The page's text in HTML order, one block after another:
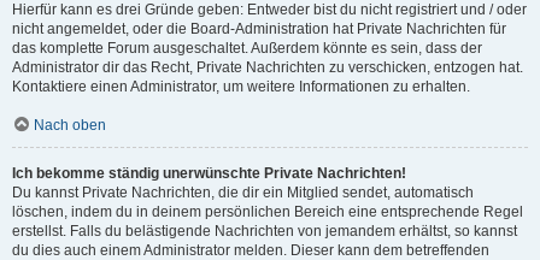
Hierfür kann es drei Gründe geben: Entweder bist du nicht registriert und / oder
nicht angemeldet, oder die Board-Administration hat Private Nachrichten für
das komplette Forum ausgeschaltet. Außerdem könnte es sein, dass der
Administrator dir das Recht, Private Nachrichten zu verschicken, entzogen hat.
Kontaktiere einen Administrator, um weitere Informationen zu erhalten.
Nach oben
Ich bekomme ständig unerwünschte Private Nachrichten!
Du kannst Private Nachrichten, die dir ein Mitglied sendet, automatisch
löschen, indem du in deinem persönlichen Bereich eine entsprechende Regel
erstellst. Falls du belästigende Nachrichten von jemandem erhältst, so kannst
du dies auch einem Administrator melden. Dieser kann dem betreffenden